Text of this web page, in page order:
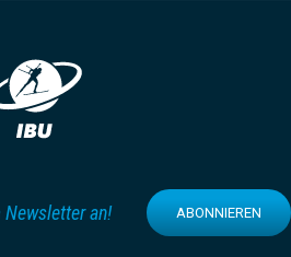
an! ABONNIEREN